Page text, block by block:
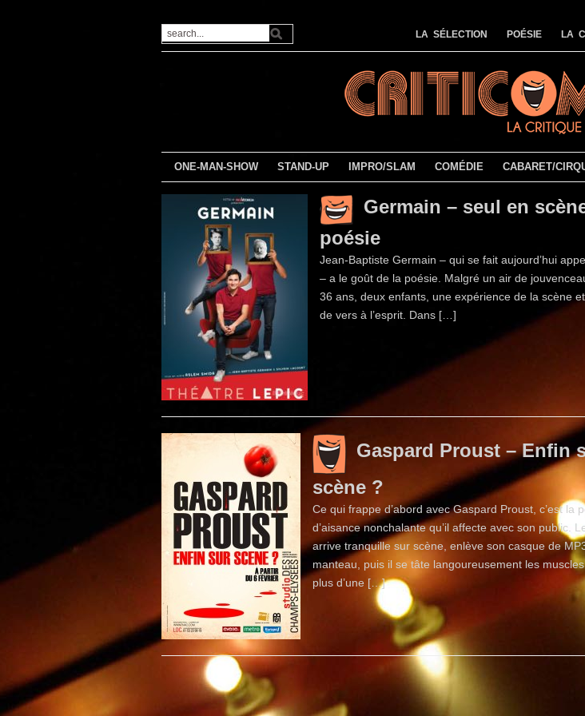
LA SÉLECTION POÉSIE LA
ONE-MAN-SHOW STAND-UP IMPRO/SLAM COMÉDIE CABARET/
Germain – seul en
poésie
Jean-Baptiste Germain – qui se fait aujourd’hui
– a le goût de la poésie. Malgré un air de
36 ans, deux enfants, une expérience de la scène
de vers à l’esprit. Dans […]
Gaspard Proust – Enfin
scène ?
Ce qui frappe d’abord avec Gaspard Proust, c’est la
d’aisance nonchalante qu’il affecte avec son public.
arrive tranquille sur scène, enlève son casque de
manteau, puis il se tâte langoureusement les
plus d’une […]